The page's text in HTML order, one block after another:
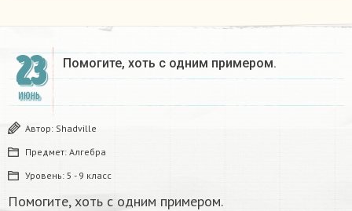
23
ИЮНЬ
Помогите, хоть с одним примером.
Автор: Shadville
Предмет: Алгебра
Уровень: 5 - 9 класс
Помогите, хоть с одним примером.